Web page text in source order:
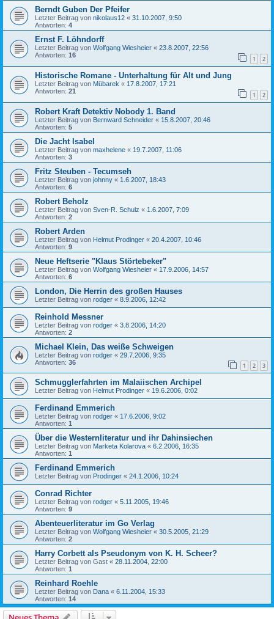
Berndt Guben Der Pfeifer
Letzter Beitrag von nikolaus12 « 31.10.2007, 9:50
Antworten: 4
Ernst F. Löhndorff
Letzter Beitrag von Wolfgang Wiesheier « 23.8.2007, 22:56
Antworten: 16 1 2
Historische Romane - Unterhaltung für Alt und Jung
Letzter Beitrag von Mübarek « 17.8.2007, 17:21
Antworten: 21 1 2
Robert Kraft Detektiv Nobody 1. Band
Letzter Beitrag von Bernward Schneider « 15.8.2007, 20:46
Antworten: 5
Die Jacht Isabel
Letzter Beitrag von maxhelene « 19.7.2007, 11:06
Antworten: 3
Fritz Steuben - Tecumseh
Letzter Beitrag von johnny « 1.6.2007, 18:43
Antworten: 6
Robert Beholz
Letzter Beitrag von Sven-R. Schulz « 1.6.2007, 7:09
Antworten: 2
Robert Arden
Letzter Beitrag von Helmut Prodinger « 20.4.2007, 10:46
Antworten: 9
Neue Heftserie "Klaus Störtebeker"
Letzter Beitrag von Wolfgang Wiesheier « 17.9.2006, 14:57
Antworten: 6
London, Die Herrin des großen Hauses
Letzter Beitrag von rodger « 8.9.2006, 12:42
Reinhold Messner
Letzter Beitrag von rodger « 3.8.2006, 14:20
Antworten: 2
Michael Klein, Das weiße Schweigen
Letzter Beitrag von rodger « 29.7.2006, 9:35
Antworten: 36 1 2 3
Schmugglerfahrten im Malaiischen Archipel
Letzter Beitrag von Helmut Prodinger « 19.6.2006, 0:02
Ferdinand Emmerich
Letzter Beitrag von rodger « 17.6.2006, 9:02
Antworten: 1
Über die Westernliteratur und ihr Dahinsiechen
Letzter Beitrag von Marketa Kolarova « 6.2.2006, 16:35
Antworten: 1
Ferdinand Emmerich
Letzter Beitrag von Prodinger « 24.1.2006, 10:24
Conrad Richter
Letzter Beitrag von rodger « 5.11.2005, 19:46
Antworten: 9
Abenteuerliteratur im Go Verlag
Letzter Beitrag von Wolfgang Wiesheier « 30.5.2005, 21:29
Antworten: 2
Harry Corbett als Pseudonym von K. H. Scheer?
Letzter Beitrag von Gast « 28.11.2004, 22:00
Antworten: 1
Reinhard Roehle
Letzter Beitrag von Dana « 6.11.2004, 15:33
Antworten: 14